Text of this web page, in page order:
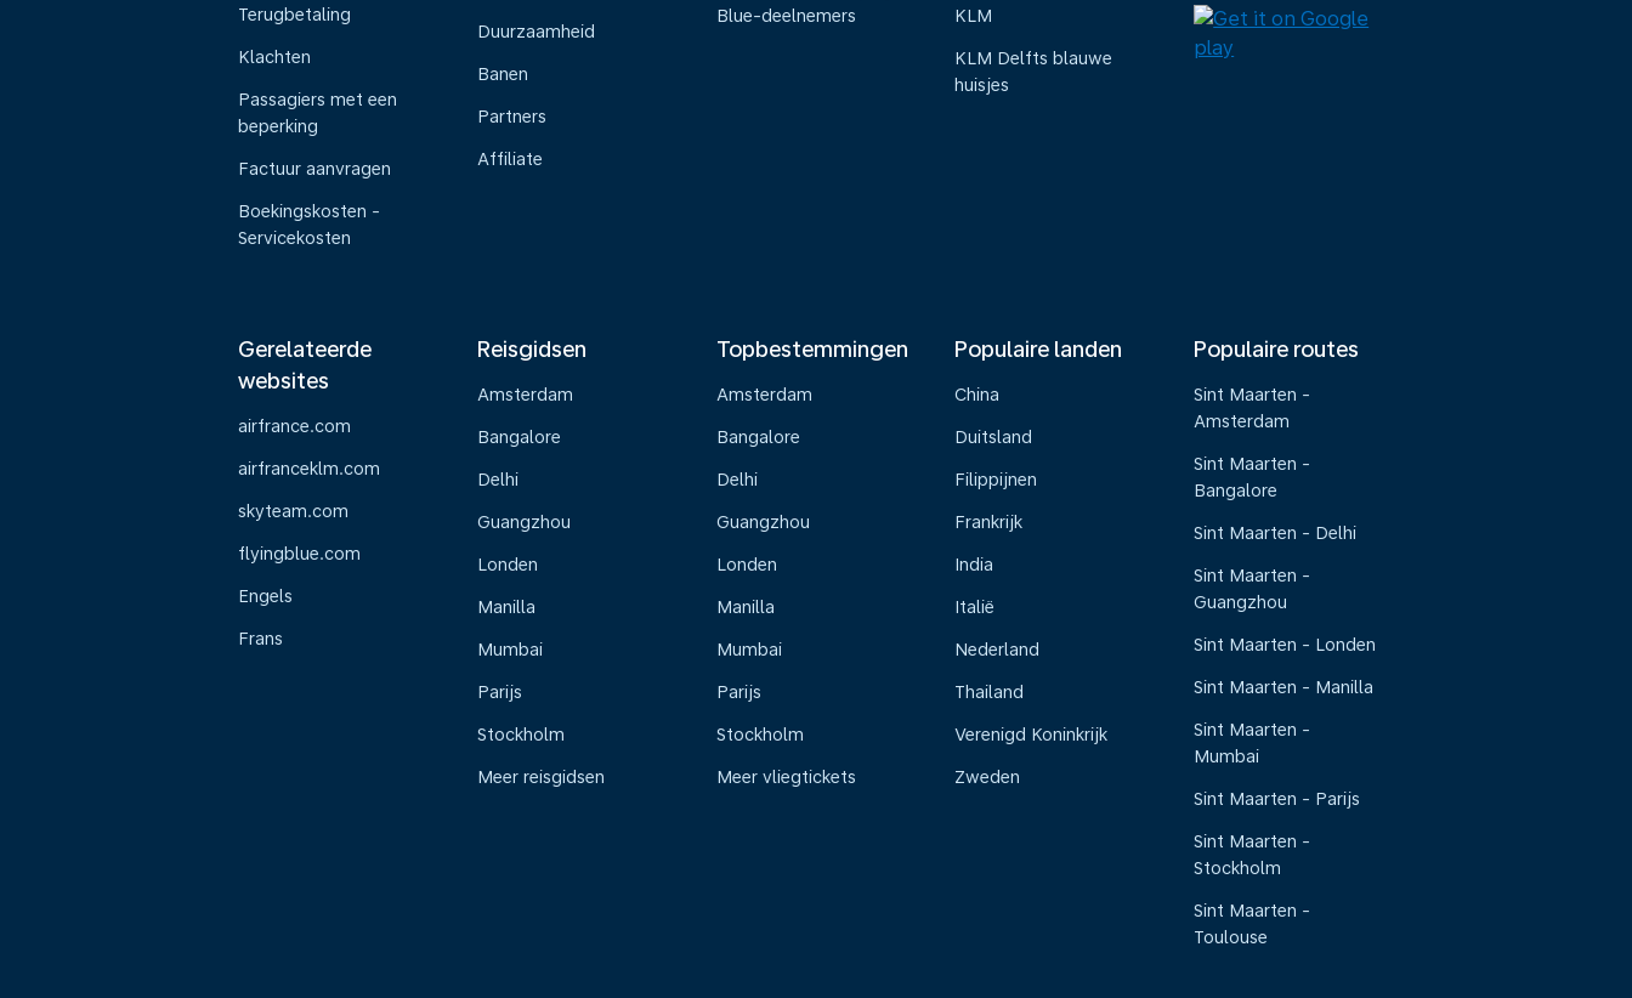
Terugbetaling
Klachten
Passagiers met een
beperking
Factuur aanvragen
Boekingskosten -
Servicekosten
Duurzaamheid
Banen
Partners
Affiliate
Blue-deelnemers
KLM
KLM Delfts blauwe
huisjes
Gerelateerde
websites
airfrance.com
airfranceklm.com
skyteam.com
flyingblue.com
Engels
Frans
Reisgidsen
Amsterdam
Bangalore
Delhi
Guangzhou
Londen
Manilla
Mumbai
Parijs
Stockholm
Meer reisgidsen
Topbestemmingen
Amsterdam
Bangalore
Delhi
Guangzhou
Londen
Manilla
Mumbai
Parijs
Stockholm
Meer vliegtickets
Populaire landen
China
Duitsland
Filippijnen
Frankrijk
India
Italië
Nederland
Thailand
Verenigd Koninkrijk
Zweden
Populaire routes
Sint Maarten -
Amsterdam
Sint Maarten -
Bangalore
Sint Maarten - Delhi
Sint Maarten -
Guangzhou
Sint Maarten - Londen
Sint Maarten - Manilla
Sint Maarten -
Mumbai
Sint Maarten - Parijs
Sint Maarten -
Stockholm
Sint Maarten -
Toulouse